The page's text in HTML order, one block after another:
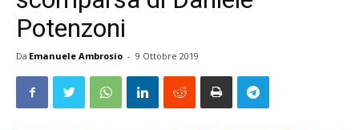
Potenzoni
Da Emanuele Ambrosio - 9 Ottobre 2019